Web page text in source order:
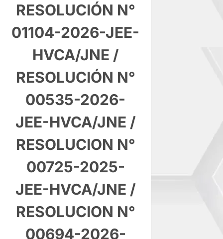
RESOLUCIÓN N°
01104-2026-JEE-
HVCA/JNE /
RESOLUCIÓN N°
00535-2026-
JEE-HVCA/JNE /
RESOLUCION N°
00725-2025-
JEE-HVCA/JNE /
RESOLUCION N°
00694-2026-